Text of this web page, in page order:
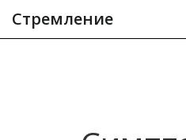
Стремление